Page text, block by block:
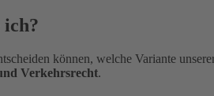
ich?
können, welche Variante
Verkehrsrecht.